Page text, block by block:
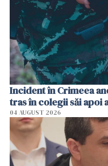
Incident în Crimeea
tras în colegii săi apoi
04 AUGUST 2026